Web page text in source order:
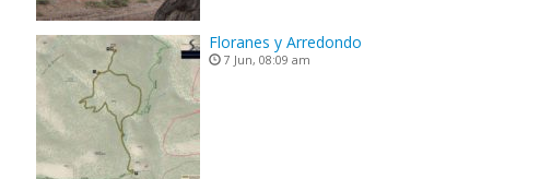
Floranes y Arredondo
7 Jun, 08:09 am